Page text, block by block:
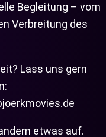
Begleitung – vom
Verbreitung des
Lass uns gern
etwas auf.